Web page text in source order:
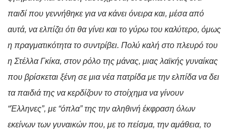
παιδί που γεννήθηκε για να κάνει όνειρα και, μέσα από
αυτά, να ελπίζει ότι θα γίνει και το γύρω του καλύτερο, όμως
η πραγματικότητα το συντρίβει. Πολύ καλή στο πλευρό του
η Στέλλα Γκίκα, στον ρόλο της μάνας, μιας λαϊκής γυναίκας
που βρίσκεται ξένη σε μια νέα πατρίδα με την ελπίδα να δει
τα παιδιά της να κερδίζουν το στοίχημα να γίνουν
“Έλληνες”, με “όπλα” της την αληθινή έκφραση όλων
εκείνων των γυναικών που, με το πείσμα, την αμάθεια, το